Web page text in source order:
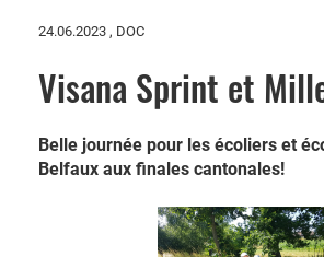
24.06.2023 , DOC
Visana Sprint et
Belle journée pour les écoliers et
Belfaux aux finales cantonales!